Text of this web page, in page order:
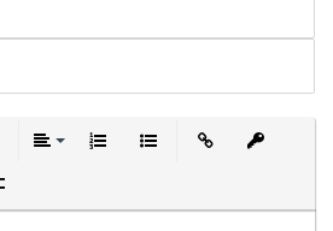
текста
спойлера